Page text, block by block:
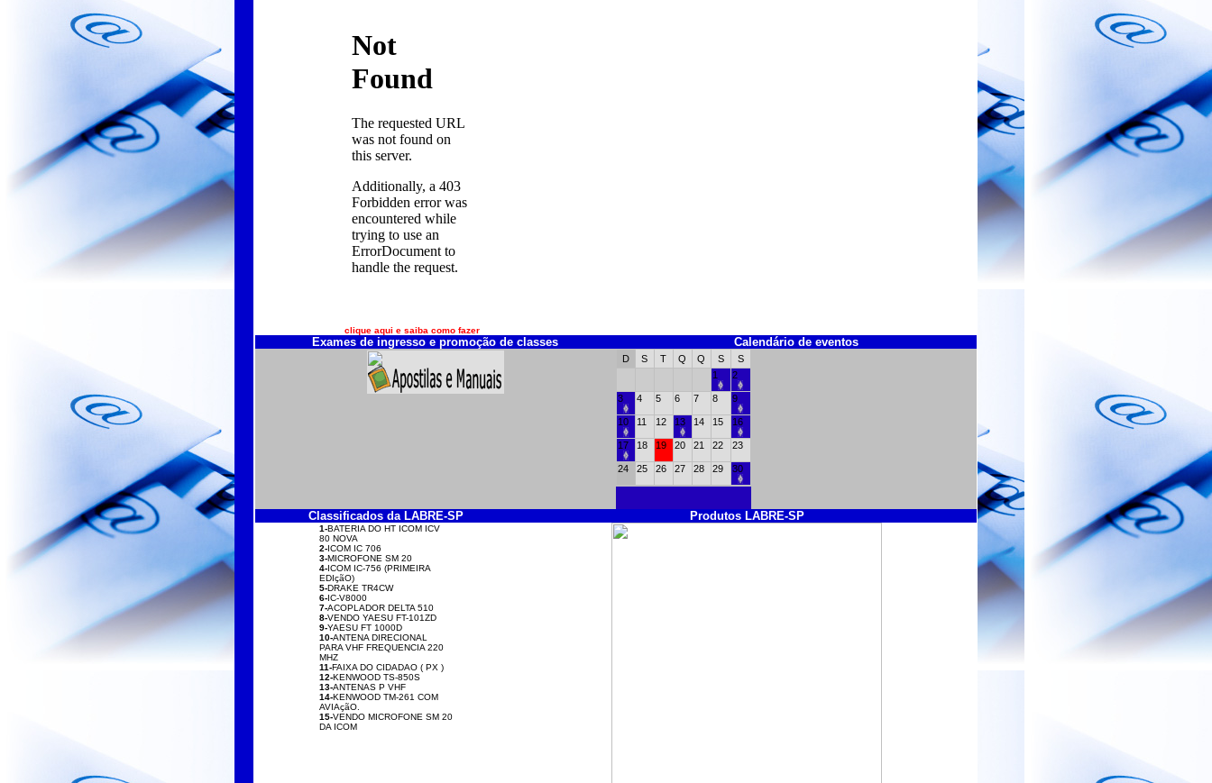
clique aqui e saiba como fazer
Exames de ingresso e promoção de classes Calendário de eventos
D S T Q Q S
S
1
2
3 4 5 6 7 8 9
10 11 12 13 14 15 16
17 18 19 20 21 22 23
24 25 26 27 28 29 30
Classificados da LABRE-SP Produtos LABRE-SP
1-BATERIA DO HT ICOM ICV
80 NOVA
2-ICOM IC 706
3-MICROFONE SM 20
4-ICOM IC-756 (PRIMEIRA
EDIçãO)
5-DRAKE TR4CW
6-IC-V8000
7-ACOPLADOR DELTA 510
8-VENDO YAESU FT-101ZD
9-YAESU FT 1000D
10-ANTENA DIRECIONAL
PARA VHF FREQUENCIA 220
MHZ
11-FAIXA DO CIDADAO ( PX )
12-KENWOOD TS-850S
13-ANTENAS P VHF
14-KENWOOD TM-261 COM
AVIAçãO.
15-VENDO MICROFONE SM 20
DA ICOM